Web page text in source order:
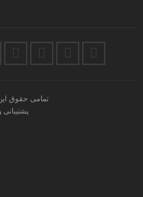
تمامی حقوق